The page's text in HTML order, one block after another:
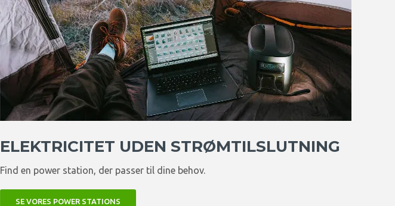
ELEKTRICITET UDEN STRØMTILSLUTNING
Find en power station, der passer til dine behov.
SE VORES POWER STATIONS